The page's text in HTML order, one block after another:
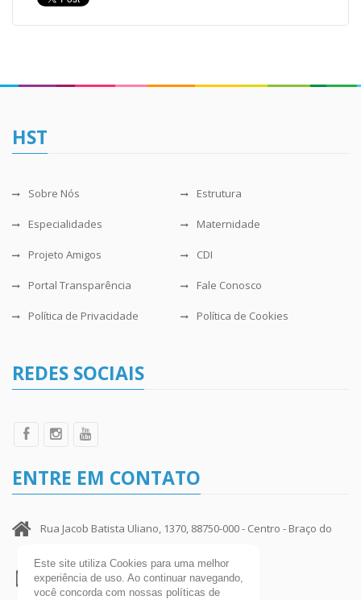
HST
Sobre Nós Estrutura
Especialidades Maternidade
Projeto Amigos CDI
Portal Transparência Fale Conosco
Política de Privacidade Política de Cookies
REDES SOCIAIS
ENTRE EM CONTATO
Rua Jacob Batista Uliano, 1370, 88750-000 - Centro - Braço do
(48) 3658-9400 Central Telefônica
Este site utiliza Cookies para uma melhor
experiência de uso. Ao continuar navegando,
você concorda com nossas políticas de